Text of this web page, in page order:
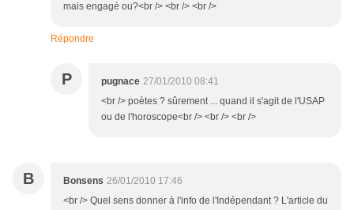
mais engagé ou?<br /> <br /> <br />
Répondre
P pugnace 27/01/2010 08:41
<br /> poètes ? sûrement ... quand il s'agit de l'USAP
ou de l'horoscope<br /> <br /> <br />
B Bonsens 26/01/2010 17:46
<br /> Quel sens donner à l'info de l'Indépendant ? L'article du